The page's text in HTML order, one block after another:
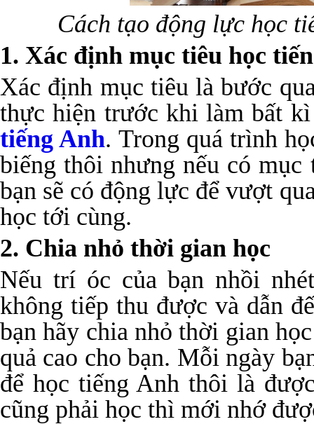
Cách tạo động lực học
1. Xác định mục tiêu học
Xác định mục tiêu là bước
thực hiện trước khi làm bất
tiếng Anh. Trong quá trình
biếng thôi nhưng nếu có
bạn sẽ có động lực để vượt
học tới cùng.
2. Chia nhỏ thời gian học
Nếu trí óc của bạn nhồi
không tiếp thu được và dẫn
bạn hãy chia nhỏ thời gian
quả cao cho bạn. Mỗi ngày
để học tiếng Anh thôi là
cũng phải học thì mới nhớ